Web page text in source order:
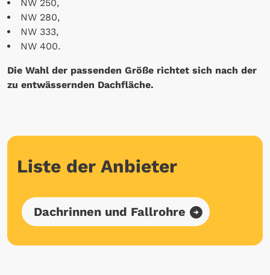
NW 250,
NW 280,
NW 333,
NW 400.
Die Wahl der passenden Größe richtet sich nach der
zu entwässernden Dachfläche.
Liste der Anbieter
Dachrinnen und Fallrohre